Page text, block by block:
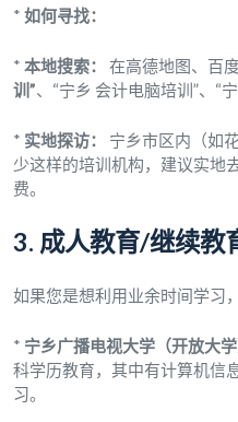
* 如何寻找：
* 本地搜索： 在高德地图、百
训”、“宁乡 会计电脑培训”、“
* 实地探访：
宁乡市区内（如
少这样的培训机构，建议实地
费。
3. 成人教育/继续教
如果您是想利用业余时间学习
* 宁乡广播电视大学（开放大学
科学历教育，其中有计算机信
习。